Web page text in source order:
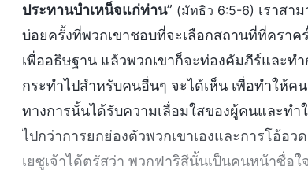
ประทานบำเหน็จแก่ท่าน” (มัทธิว 6:5-6) เราสา
บ่อยครั้งที่พวกเขาชอบที่จะเลือกสถานที่ที่ครา
เพื่ออธิษฐาน แล้วพวกเขาก็จะท่องคัมภีร์และ
กระทำไปสำหรับคนอื่นๆ จะได้เห็น เพื่อทำให้ค
ทางการนั้นได้รับความเลื่อมใสของผู้คนและท
ไปกว่าการยกย่องตัวพวกเขาเองและการโอ้อ
เยซูเจ้าได้ตรัสว่า พวกฟาริสีนั้นเป็นคนหน้าซื่อ